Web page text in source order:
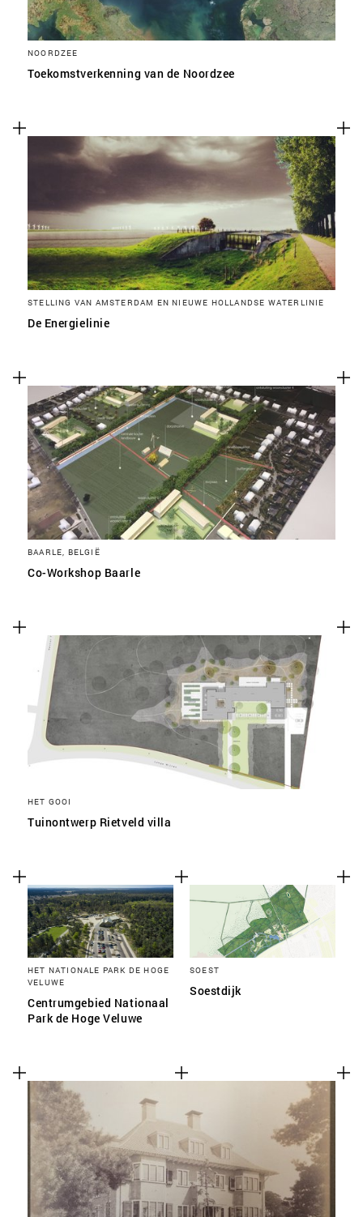
NOORDZEE
Toekomstverkenning van de Noordzee
STELLING VAN AMSTERDAM EN NIEUWE HOLLANDSE WATERLINIE
De Energielinie
BAARLE, BELGIË
Co-Workshop Baarle
HET GOOI
Tuinontwerp Rietveld villa
HET NATIONALE PARK DE HOGE
VELUWE
Centrumgebied Nationaal
Park de Hoge Veluwe
SOEST
Soestdijk